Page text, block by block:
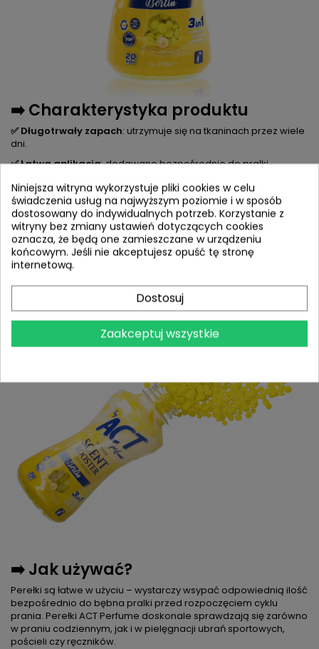
➡️ Charakterystyka produktu
✅ Długotrwały zapach: utrzymuje się na tkaninach przez wiele
dni.
✅ Łatwa aplikacja: dodawane bezpośrednio do pralki.
✅ Uniwersalne zastosowanie: idealne do wszystkich rodzajów
tkanin.
✅ Wydajność: jedno opakowanie wystarczaaż na 20 prań.
Produkt dedykowany dla osób, które cenią sobie świeżość i
komfort pachnących ubrań.
➡️ Jak używać?
Perełki są łatwe w użyciu – wystarczy wsypać odpowiednią ilość
bezpośrednio do bębna pralki przed rozpoczęciem cyklu
prania. Perełki ACT Perfume doskonale sprawdzają się zarówno
w praniu codziennym, jak i w pielęgnacji ubrań sportowych,
pościeli czy ręczników.
Niniejsza witryna wykorzystuje pliki cookies w celu
świadczenia usług na najwyższym poziomie i w sposób
dostosowany do indywidualnych potrzeb. Korzystanie z
witryny bez zmiany ustawień dotyczących cookies
oznacza, że będą one zamieszczane w urządzeniu
końcowym. Jeśli nie akceptujesz opuść tę stronę
internetową.
Dostosuj
Zaakceptuj wszystkie